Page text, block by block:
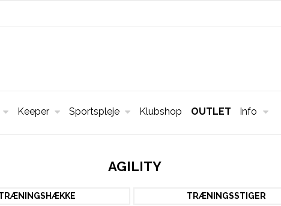
Keeper Sportspleje Klubshop OUTLET Info
AGILITY
TRÆNINGSSTIGER